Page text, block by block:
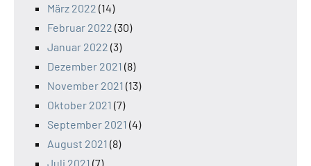
März 2022 (14)
Februar 2022 (30)
Januar 2022 (3)
Dezember 2021 (8)
November 2021 (13)
Oktober 2021 (7)
September 2021 (4)
August 2021 (8)
Juli 2021 (7)